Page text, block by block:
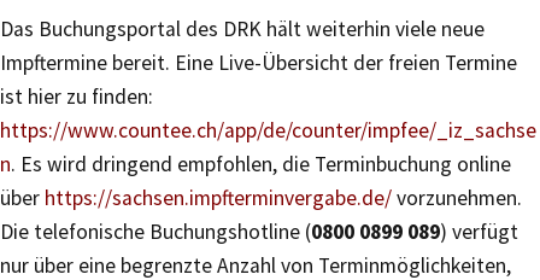
Das Buchungsportal des DRK hält weiterhin viele neue
Impftermine bereit. Eine Live-Übersicht der freien Termine
ist hier zu finden:
https://www.countee.ch/app/de/counter/impfee/_iz_sachse
n. Es wird dringend empfohlen, die Terminbuchung online
über https://sachsen.impfterminvergabe.de/vorzunehmen.
Die telefonische Buchungshotline (0800 0899 089) verfügt
nur über eine begrenzte Anzahl von Terminmöglichkeiten,